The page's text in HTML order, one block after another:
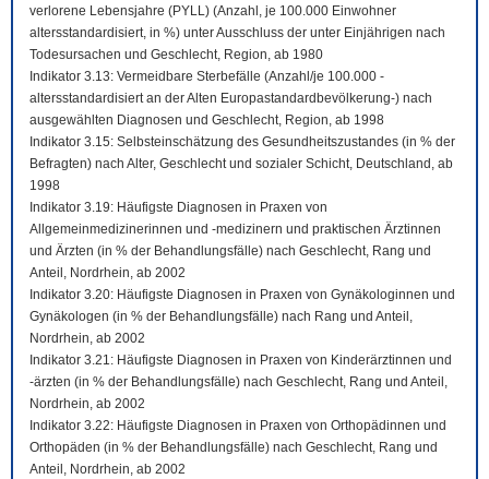
verlorene Lebensjahre (PYLL) (Anzahl, je 100.000 Einwohner
altersstandardisiert, in %) unter Ausschluss der unter Einjährigen nach
Todesursachen und Geschlecht, Region, ab 1980
Indikator 3.13: Vermeidbare Sterbefälle (Anzahl/je 100.000 -
altersstandardisiert an der Alten Europastandardbevölkerung-) nach
ausgewählten Diagnosen und Geschlecht, Region, ab 1998
Indikator 3.15: Selbsteinschätzung des Gesundheitszustandes (in % der
Befragten) nach Alter, Geschlecht und sozialer Schicht, Deutschland, ab
1998
Indikator 3.19: Häufigste Diagnosen in Praxen von
Allgemeinmedizinerinnen und -medizinern und praktischen Ärztinnen
und Ärzten (in % der Behandlungsfälle) nach Geschlecht, Rang und
Anteil, Nordrhein, ab 2002
Indikator 3.20: Häufigste Diagnosen in Praxen von Gynäkologinnen und
Gynäkologen (in % der Behandlungsfälle) nach Rang und Anteil,
Nordrhein, ab 2002
Indikator 3.21: Häufigste Diagnosen in Praxen von Kinderärztinnen und
-ärzten (in % der Behandlungsfälle) nach Geschlecht, Rang und Anteil,
Nordrhein, ab 2002
Indikator 3.22: Häufigste Diagnosen in Praxen von Orthopädinnen und
Orthopäden (in % der Behandlungsfälle) nach Geschlecht, Rang und
Anteil, Nordrhein, ab 2002